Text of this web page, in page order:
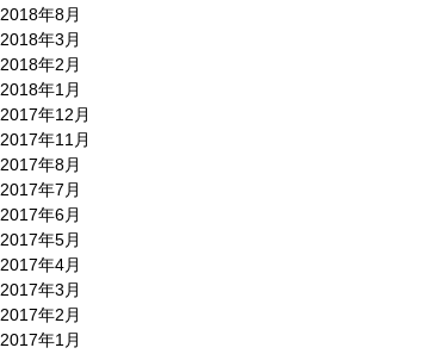
2018年8月
2018年3月
2018年2月
2018年1月
2017年12月
2017年11月
2017年8月
2017年7月
2017年6月
2017年5月
2017年4月
2017年3月
2017年2月
2017年1月